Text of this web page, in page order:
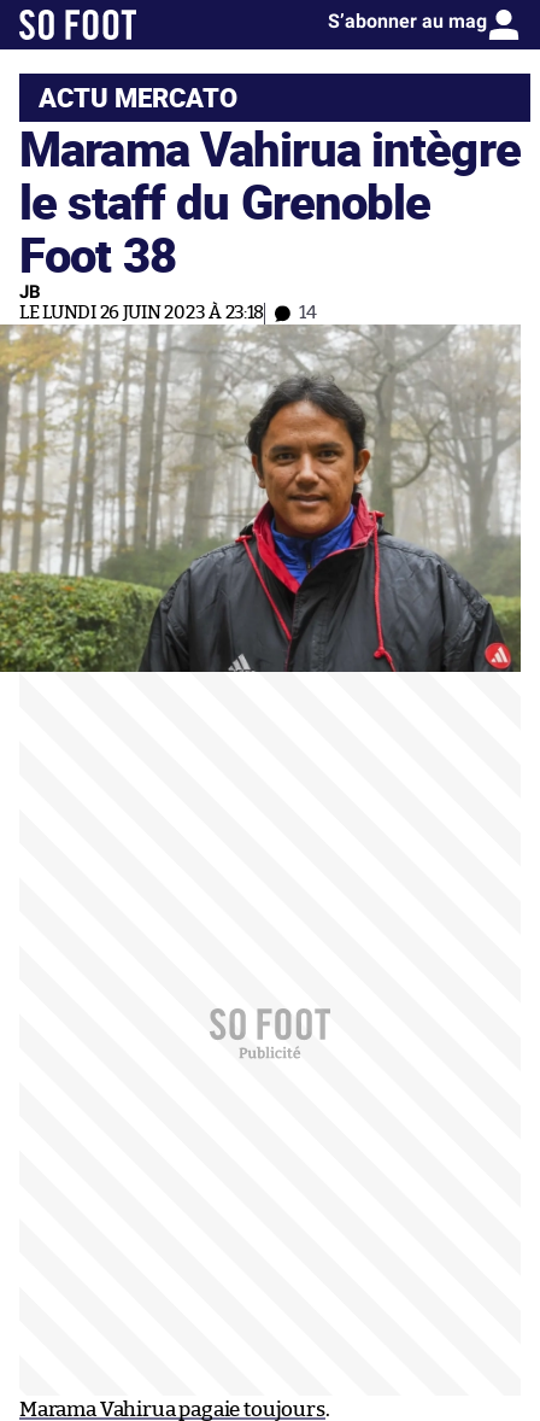
S’abonner au mag
ACTU MERCATO
Marama Vahirua intègre
le staff du Grenoble
Foot 38
JB
LE LUNDI 26 JUIN 2023 À 23:18 14
Marama Vahirua pagaie toujours.